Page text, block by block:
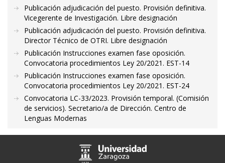
Publicación adjudicación del puesto. Provisión definitiva.
Vicegerente de Investigación. Libre designación
Publicación adjudicación del puesto. Provisión definitiva.
Director Técnico de OTRI. Libre designación
Publicación Instrucciones examen fase oposición.
Convocatoria procedimientos Ley 20/2021. EST-14
Publicación Instrucciones examen fase oposición.
Convocatoria procedimientos Ley 20/2021. EST-24
Convocatoria LC-33/2023. Provisión temporal. (Comisión
de servicios). Secretario/a de Dirección. Centro de
Lenguas Modernas